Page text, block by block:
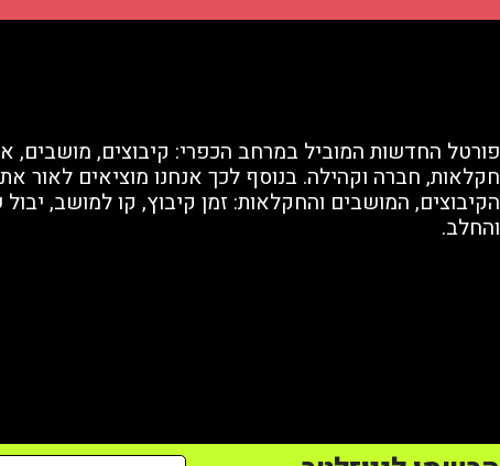
פורטל החדשות המוביל במרחב הכפרי: קיבוצים, מושבים,
חקלאות, חברה וקהילה. בנוסף לכך אנחנו מוציאים לאור את
הקיבוצים, המושבים והחקלאות: זמן קיבוץ, קו למושב,
והחלב.